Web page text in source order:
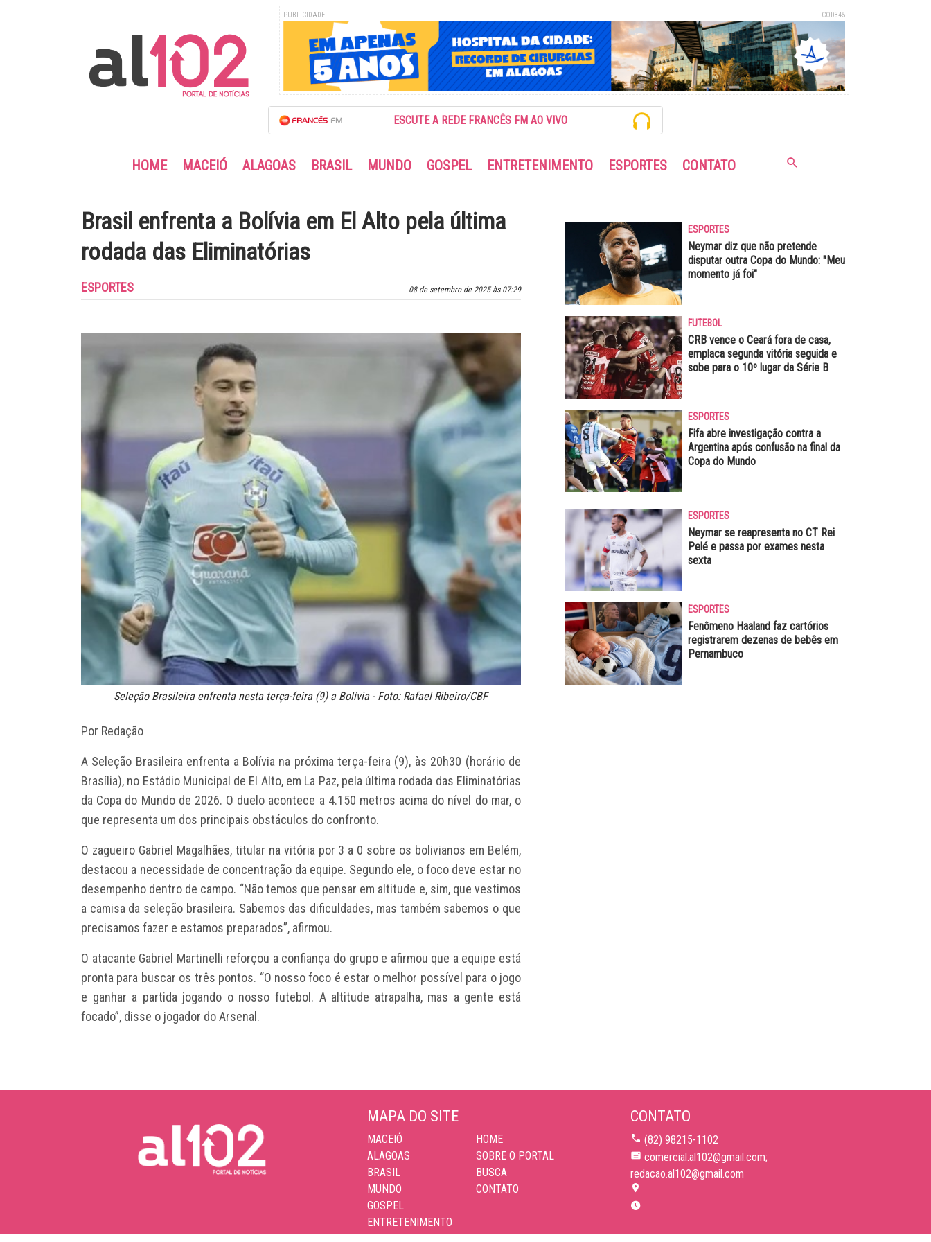
PUBLICIDADE COD345
ESCUTE A REDE FRANCÊS FM AO VIVO
HOME MACEIÓ ALAGOAS BRASIL MUNDO GOSPEL ENTRETENIMENTO ESPORTES CONTATO
Brasil enfrenta a Bolívia em El Alto pela última
rodada das Eliminatórias
08 de setembro de 2025 às 07:29
ESPORTES
Seleção Brasileira enfrenta nesta terça-feira (9) a Bolívia - Foto: Rafael Ribeiro/CBF
Por Redação
A Seleção Brasileira enfrenta a Bolívia na próxima terça-feira (9), às 20h30 (horário de
Brasília), no Estádio Municipal de El Alto, em La Paz, pela última rodada das Eliminatórias
da Copa do Mundo de 2026. O duelo acontece a 4.150 metros acima do nível do mar, o
que representa um dos principais obstáculos do confronto.
O zagueiro Gabriel Magalhães, titular na vitória por 3 a 0 sobre os bolivianos em Belém,
destacou a necessidade de concentração da equipe. Segundo ele, o foco deve estar no
desempenho dentro de campo. “Não temos que pensar em altitude e, sim, que vestimos
a camisa da seleção brasileira. Sabemos das dificuldades, mas também sabemos o que
precisamos fazer e estamos preparados”, afirmou.
O atacante Gabriel Martinelli reforçou a confiança do grupo e afirmou que a equipe está
pronta para buscar os três pontos. “O nosso foco é estar o melhor possível para o jogo
e ganhar a partida jogando o nosso futebol. A altitude atrapalha, mas a gente está
focado”, disse o jogador do Arsenal.
ESPORTES
Neymar diz que não pretende
disputar outra Copa do Mundo: "Meu
momento já foi"
FUTEBOL
CRB vence o Ceará fora de casa,
emplaca segunda vitória seguida e
sobe para o 10º lugar da Série B
ESPORTES
Fifa abre investigação contra a
Argentina após confusão na final da
Copa do Mundo
ESPORTES
Neymar se reapresenta no CT Rei
Pelé e passa por exames nesta
sexta
ESPORTES
Fenômeno Haaland faz cartórios
registrarem dezenas de bebês em
Pernambuco
MAPA DO SITE
MACEIÓ
ALAGOAS
BRASIL
MUNDO
GOSPEL
ENTRETENIMENTO
HOME
SOBRE O PORTAL
BUSCA
CONTATO
CONTATO
(82) 98215-1102
comercial.al102@gmail.com;
redacao.al102@gmail.com